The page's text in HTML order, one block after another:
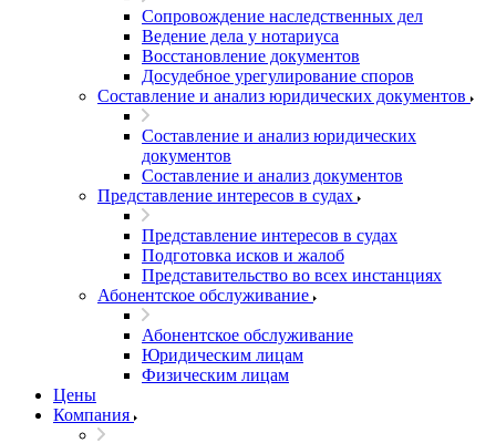
Сопровождение наследственных дел
Ведение дела у нотариуса
Восстановление документов
Досудебное урегулирование споров
Составление и анализ юридических документов
Составление и анализ юридических
документов
Составление и анализ документов
Представление интересов в судах
Представление интересов в судах
Подготовка исков и жалоб
Представительство во всех инстанциях
Абонентское обслуживание
Абонентское обслуживание
Юридическим лицам
Физическим лицам
Цены
Компания